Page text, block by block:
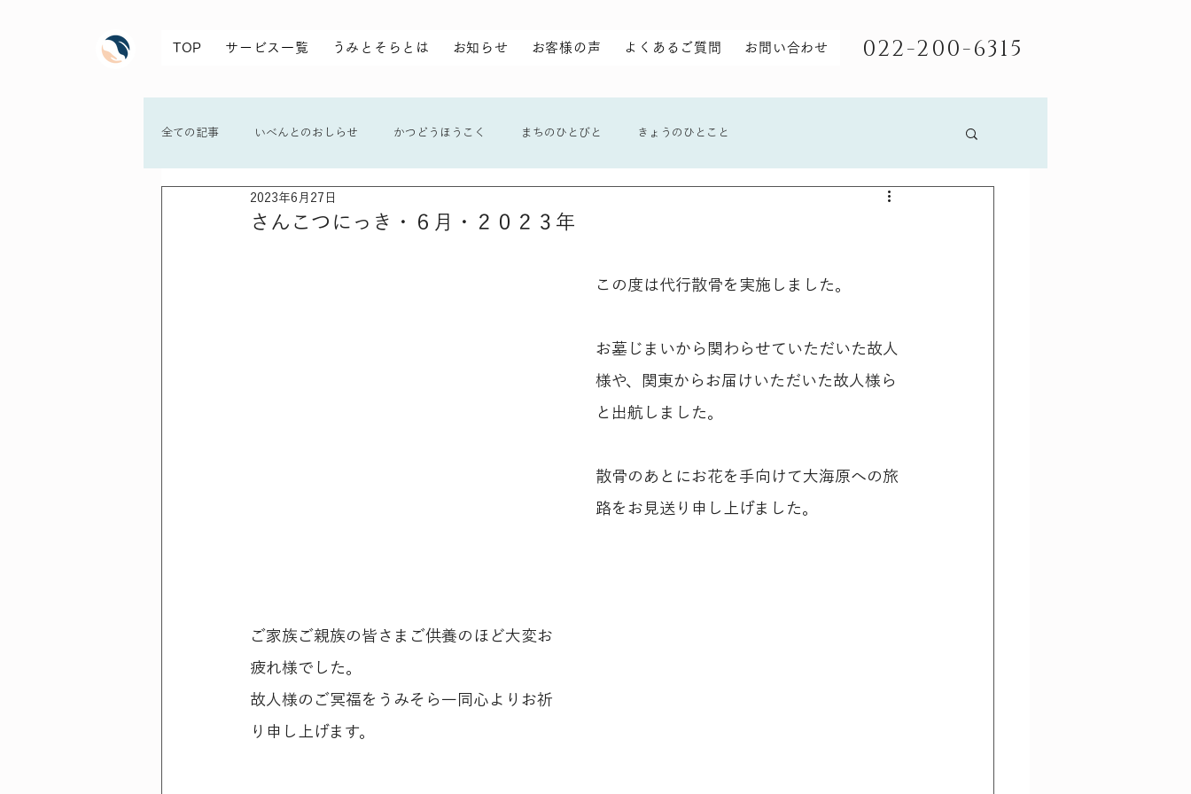
TOP サービス一覧 うみとそらとは お知らせ お客様の声 よくあるご質問 お問い合わせ 022-200-6315
全ての記事 いべんとのおしらせ かつどうほうこく まちのひとびと きょうのひとこと
さんこつにっき・６月・２０２３年
2023年6月27日
この度は代行散骨を実施しました。
お墓じまいから関わらせていただいた故人
様や、関東からお届けいただいた故人様ら
と出航しました。
散骨のあとにお花を手向けて大海原への旅
路をお見送り申し上げました。
ご家族ご親族の皆さまご供養のほど大変お
疲れ様でした。
故人様のご冥福をうみそら一同心よりお祈
り申し上げます。